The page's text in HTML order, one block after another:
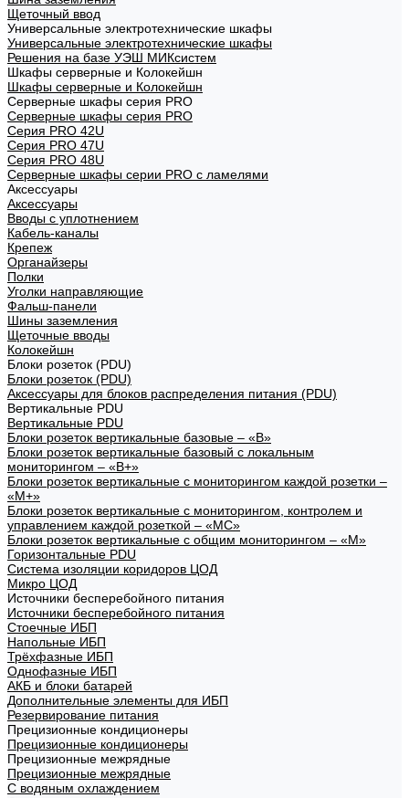
Щеточный ввод
Универсальные электротехнические шкафы
Универсальные электротехнические шкафы
Решения на базе УЭШ МИКсистем
Шкафы серверные и Колокейшн
Шкафы серверные и Колокейшн
Серверные шкафы серия PRO
Серверные шкафы серия PRO
Серия PRO 42U
Серия PRO 47U
Серия PRO 48U
Серверные шкафы серии PRO с ламелями
Аксессуары
Аксессуары
Вводы с уплотнением
Кабель-каналы
Крепеж
Органайзеры
Полки
Уголки направляющие
Фальш-панели
Шины заземления
Щеточные вводы
Колокейшн
Блоки розеток (PDU)
Блоки розеток (PDU)
Аксессуары для блоков распределения питания (PDU)
Вертикальные PDU
Вертикальные PDU
Блоки розеток вертикальные базовые – «В»
Блоки розеток вертикальные базовый с локальным
мониторингом – «В+»
Блоки розеток вертикальные с мониторингом каждой розетки –
«М+»
Блоки розеток вертикальные с мониторингом, контролем и
управлением каждой розеткой – «МС»
Блоки розеток вертикальные с общим мониторингом – «М»
Горизонтальные PDU
Система изоляции коридоров ЦОД
Микро ЦОД
Источники бесперебойного питания
Источники бесперебойного питания
Стоечные ИБП
Напольные ИБП
Трёхфазные ИБП
Однофазные ИБП
АКБ и блоки батарей
Дополнительные элементы для ИБП
Резервирование питания
Прецизионные кондиционеры
Прецизионные кондиционеры
Прецизионные межрядные
Прецизионные межрядные
С водяным охлаждением